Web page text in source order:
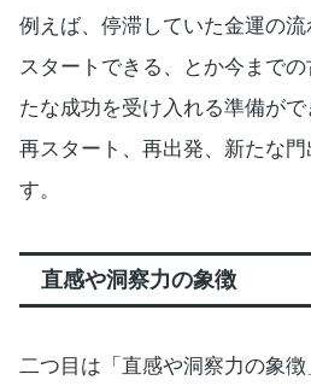
例えば、停滞していた金運の
スタートできる、とか今まで
たな成功を受け入れる準備が
再スタート、再出発、新たな
す。
直感や洞察力の象徴
二つ目は「直感や洞察力の象徴